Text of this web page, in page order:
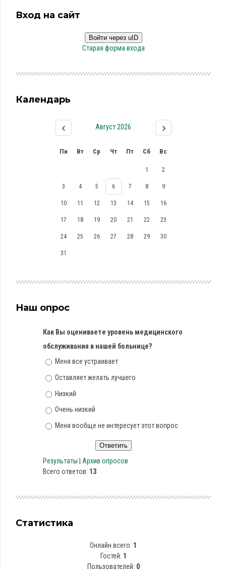
Вход на сайт
Войти через uID
Старая форма входа
Календарь
Август 2026
Пн Вт Ср Чт Пт Сб Вс
1 2
3 4 5 6 7 8 9
10 11 12 13 14 15 16
17 18 19 20 21 22 23
24 25 26 27 28 29 30
31
Наш опрос
Как Вы оцениваете уровень медицинского
обслуживания в нашей больнице?
Меня все устраивает
Оставляет желать лучшего
Низкий
Очень низкий
Меня вообще не интересует этот вопрос
Результаты
Архив опросов
Всего ответов: 13
Статистика
Онлайн всего: 1
Гостей: 1
Пользователей: 0